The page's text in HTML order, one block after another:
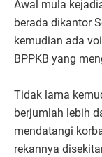
Awal mula
berada dikantor
kemudian ada
BPPKB yang
Tidak lama
berjumlah lebih
mendatangi
rekannya